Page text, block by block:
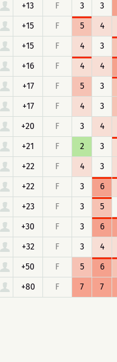
+13 F 3 3
+15 F 5 4
+15 F 4 3
+16 F 4 4
+17 F 5 3
+17 F 4 3
+20 F 3 4
+21 F 2 3
+22 F 4 3
+22 F 3 6
+23 F 3 5
+30 F 3 6
+32 F 3 4
+50 F 5 6
+80 F 7 7